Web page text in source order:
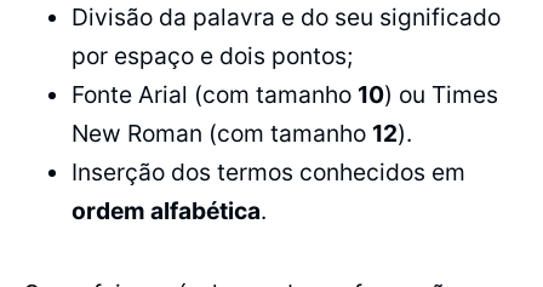
Divisão da palavra e do seu significado
por espaço e dois pontos;
Fonte Arial (com tamanho 10) ou Times
New Roman (com tamanho 12).
Inserção dos termos conhecidos em
ordem alfabética.